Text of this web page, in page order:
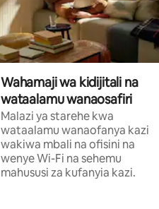
Wahamaji wa kidijitali na
wataalamu wanaosafiri
Malazi ya starehe kwa
wataalamu wanaofanya kazi
wakiwa mbali na ofisini na
wenye Wi-Fi na sehemu
mahususi za kufanyia kazi.